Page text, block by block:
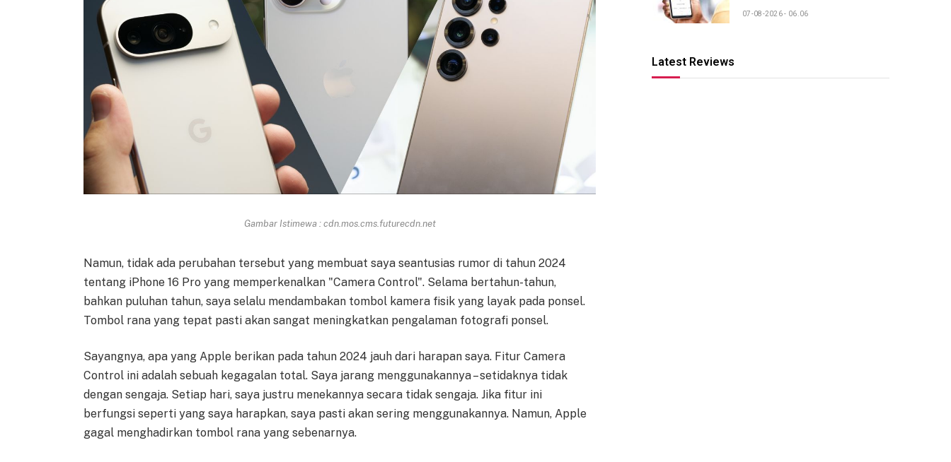
Gambar Istimewa : cdn.mos.cms.futurecdn.net
Namun, tidak ada perubahan tersebut yang membuat saya seantusias rumor di tahun 2024
tentang iPhone 16 Pro yang memperkenalkan "Camera Control". Selama bertahun-tahun,
bahkan puluhan tahun, saya selalu mendambakan tombol kamera fisik yang layak pada ponsel.
Tombol rana yang tepat pasti akan sangat meningkatkan pengalaman fotografi ponsel.
Sayangnya, apa yang Apple berikan pada tahun 2024 jauh dari harapan saya. Fitur Camera
Control ini adalah sebuah kegagalan total. Saya jarang menggunakannya – setidaknya tidak
dengan sengaja. Setiap hari, saya justru menekannya secara tidak sengaja. Jika fitur ini
berfungsi seperti yang saya harapkan, saya pasti akan sering menggunakannya. Namun, Apple
gagal menghadirkan tombol rana yang sebenarnya.
07-08-2026 - 06.06
Latest Reviews